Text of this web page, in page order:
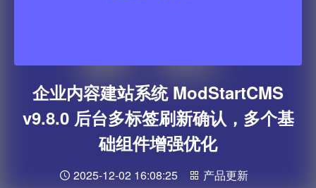
企业内容建站系统 ModStartCMS
v9.8.0 后台多标签刷新确认，多个基
础组件增强优化
2025-12-02 16:08:25 产品更新